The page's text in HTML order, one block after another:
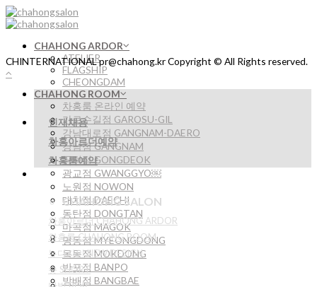
Skip
to
CHAHONG ARDOR
ATELIER
FLAGSHIP
CHEONGDAM
CHAHONG ROOM
차홍룸 온라인 예약
가로수길점 GAROSU-GIL
강남대로점 GANGNAM-DAERO
강남점 GANGNAM
공덕점 GONGDEOK
광교점 GWANGGYO￼
노원점 NOWON
대치점 DAECHI
동탄점 DONGTAN
마곡점 MAGOK
명동점 MYEONGDONG
목동점 MOKDONG
반포점 BANPO
방배점 BANGBAE
CHINTERNATIONAL pr@chahong.kr Copyright © All Rights reserved.
인재채용
차홍아르더예약
차홍룸예약
CHAHONG SALON
차홍아르더 CHAHONG ARDOR
차홍룸 CHAHONG ROOM
뉴디자인 NEW DESIGN
숏 SHORT